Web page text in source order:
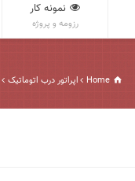
نمونه کار
رزومه و پروژه
Home اپراتور درب اتوماتیک